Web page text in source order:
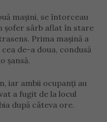
mașini, se întorceau
șofer sârb aflat în stare
Prima mașină a
de-a doua, condusă
șansă.
iar ambii ocupanți au
a fugit de la locul
după câteva ore.